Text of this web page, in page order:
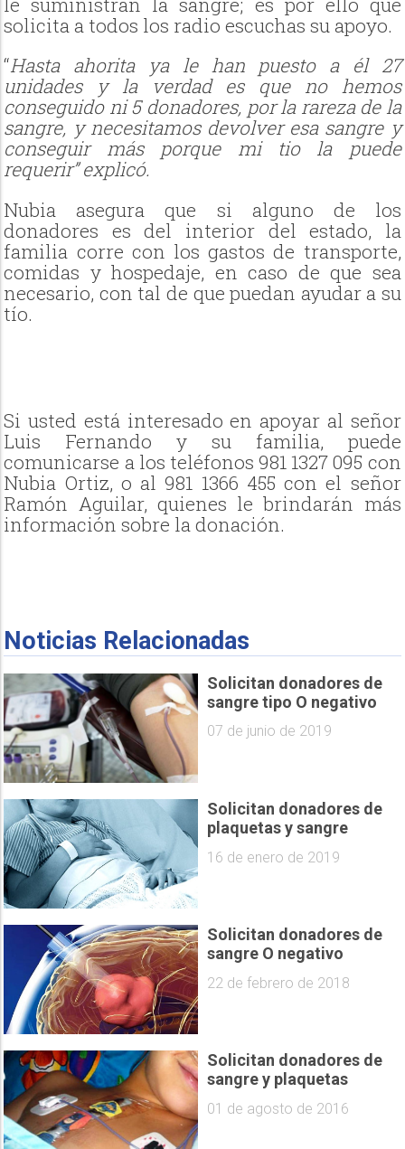
solicita a todos los radio escuchas su apoyo.
“Hasta ahorita ya le han puesto a él 27
unidades y la verdad es que no hemos
conseguido ni 5 donadores, por la rareza de la
sangre, y necesitamos devolver esa sangre y
conseguir más porque mi tio la puede
requerir” explicó.
Nubia asegura que si alguno de los
donadores es del interior del estado, la
familia corre con los gastos de transporte,
comidas y hospedaje, en caso de que sea
necesario, con tal de que puedan ayudar a su
tío.
Si usted está interesado en apoyar al señor
Luis Fernando y su familia, puede
comunicarse a los teléfonos 981 1327 095 con
Nubia Ortiz, o al 981 1366 455 con el señor
Ramón Aguilar, quienes le brindarán más
información sobre la donación.
Noticias Relacionadas
Solicitan donadores de
sangre tipo O negativo
07 de junio de 2019
Solicitan donadores de
plaquetas y sangre
16 de enero de 2019
Solicitan donadores de
sangre O negativo
22 de febrero de 2018
Solicitan donadores de
sangre y plaquetas
01 de agosto de 2016